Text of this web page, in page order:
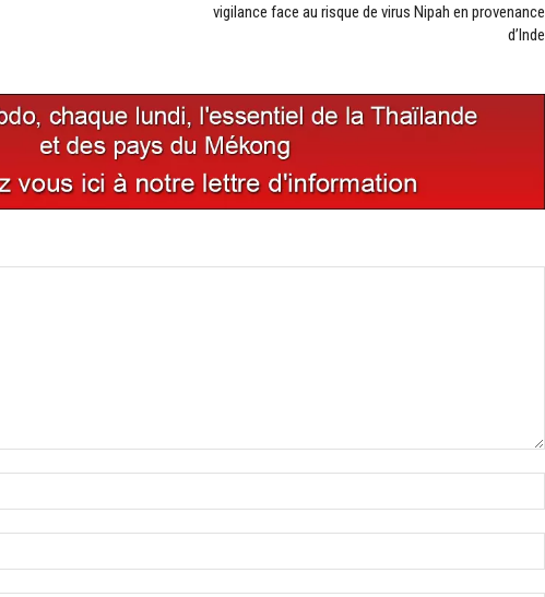
vigilance face au risque de virus Nipah en provenance
d’Inde